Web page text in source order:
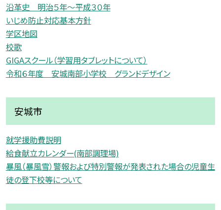
沿革史 明治５年〜平成３０年
いじめ防止対応基本方針
学区地図
校歌
GIGAスクール（学習用タブレットについて）
令和６年度 安城南部小学校 グランドデザイン
安城市
就学援助費説明
給食献立カレンダー(南部調理場)
暴風（暴風雪）警報および特別警報が発表された場合の児童生
徒の登下校等について